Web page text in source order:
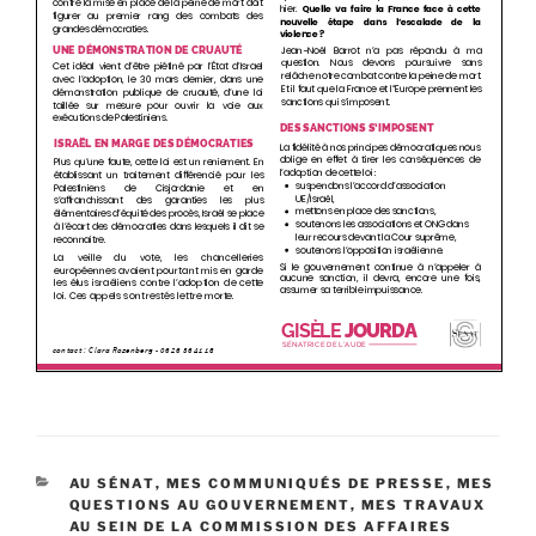
CATÉGORIES
AU SÉNAT, MES COMMUNIQUÉS DE PRESSE , MES
QUESTIONS AU GOUVERNEMENT, MES TRAVAUX
AU SEIN DE LA COMMISSION DES AFFAIRES